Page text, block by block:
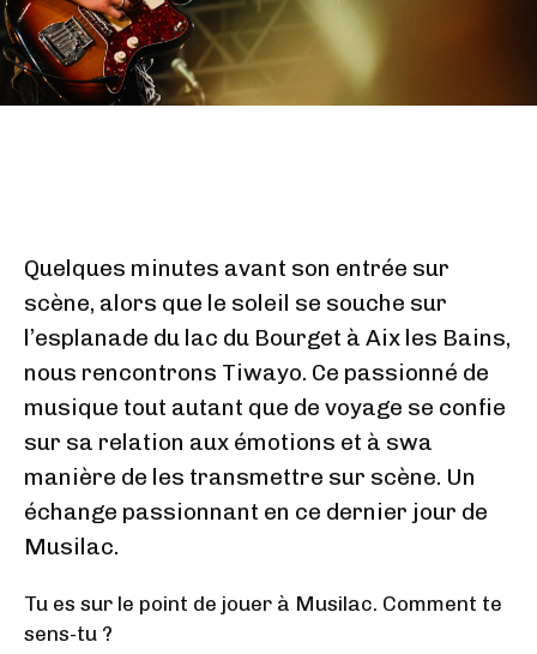
Quelques minutes avant son entrée sur
scène, alors que le soleil se souche sur
l’esplanade du lac du Bourget à Aix les Bains,
nous rencontrons Tiwayo. Ce passionné de
musique tout autant que de voyage se confie
sur sa relation aux émotions et à swa
manière de les transmettre sur scène. Un
échange passionnant en ce dernier jour de
Musilac.
Tu es sur le point de jouer à Musilac. Comment te
sens-tu ?